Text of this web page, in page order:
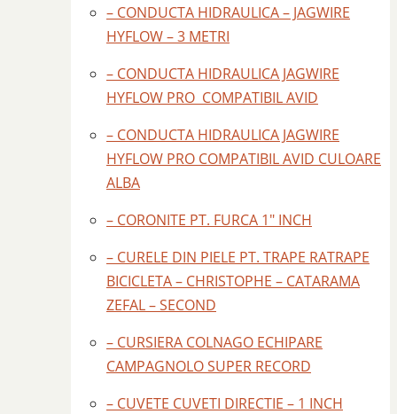
– CONDUCTA HIDRAULICA – JAGWIRE
HYFLOW – 3 METRI
– CONDUCTA HIDRAULICA JAGWIRE
HYFLOW PRO COMPATIBIL AVID
– CONDUCTA HIDRAULICA JAGWIRE
HYFLOW PRO COMPATIBIL AVID CULOARE
ALBA
– CORONITE PT. FURCA 1" INCH
– CURELE DIN PIELE PT. TRAPE RATRAPE
BICICLETA – CHRISTOPHE – CATARAMA
ZEFAL – SECOND
– CURSIERA COLNAGO ECHIPARE
CAMPAGNOLO SUPER RECORD
– CUVETE CUVETI DIRECTIE – 1 INCH